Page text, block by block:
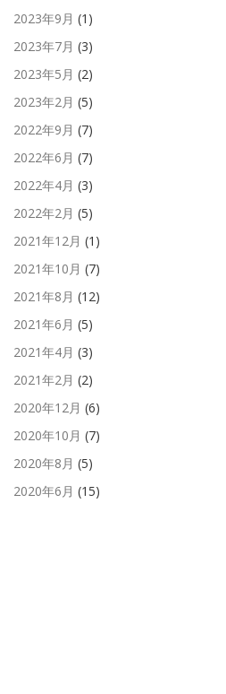
2023年9月 (1)
2023年7月 (3)
2023年5月 (2)
2023年2月 (5)
2022年9月 (7)
2022年6月 (7)
2022年4月 (3)
2022年2月 (5)
2021年12月 (1)
2021年10月 (7)
2021年8月 (12)
2021年6月 (5)
2021年4月 (3)
2021年2月 (2)
2020年12月 (6)
2020年10月 (7)
2020年8月 (5)
2020年6月 (15)